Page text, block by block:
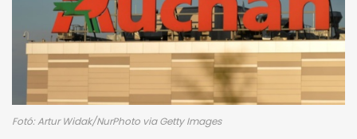
Fotó: Artur Widak/NurPhoto via Getty Images